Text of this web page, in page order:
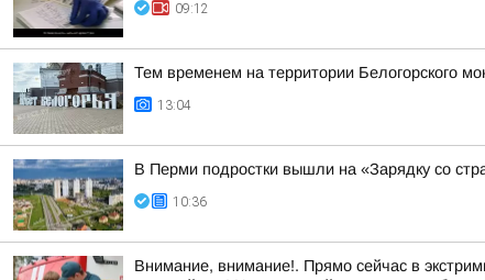
09:12
Тем временем на территории Белогорского
13:04
В Перми подростки вышли на «Зарядку со
10:36
Внимание, внимание!. Прямо сейчас в